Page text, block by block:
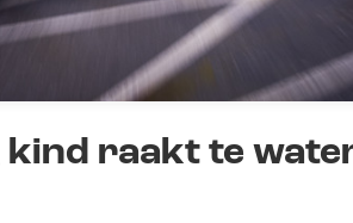
kind raakt te